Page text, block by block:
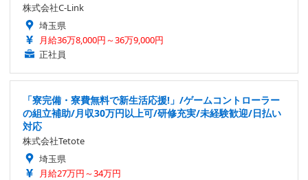
株式会社C-Link
埼玉県
月給36万8,000円～36万9,000円
正社員
「寮完備・寮費無料で新生活応援!」/ゲームコントローラー
の組立補助/月収30万円以上可/研修充実/未経験歓迎/日払い
対応
株式会社Tetote
埼玉県
月給27万円～34万円